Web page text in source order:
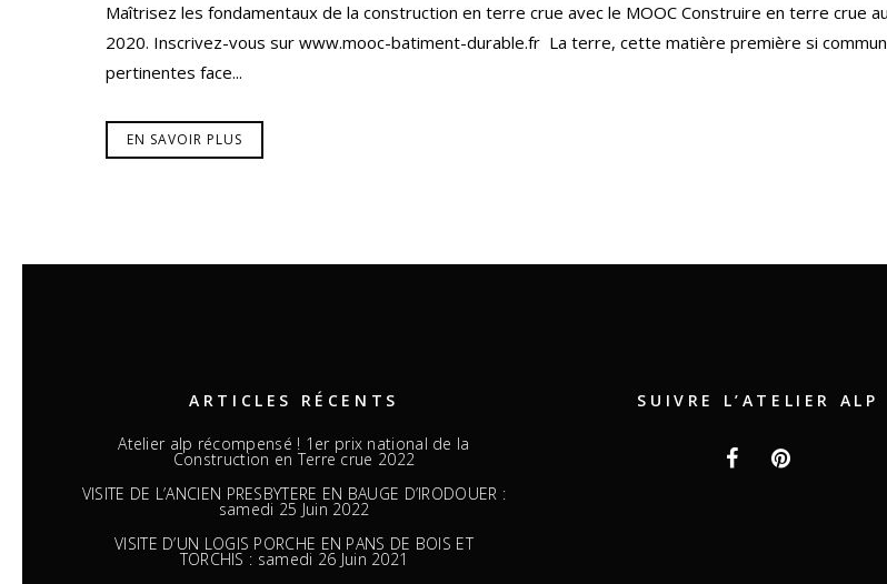
Maîtrisez les fondamentaux de la construction en terre crue avec le MOOC Construire en terre crue
2020. Inscrivez-vous sur www.mooc-batiment-durable.fr La terre, cette matière première si
pertinentes face...
EN SAVOIR PLUS
ARTICLES RÉCENTS
Atelier alp récompensé ! 1er prix national de la
Construction en Terre crue 2022
VISITE DE L’ANCIEN PRESBYTERE EN BAUGE D’IRODOUER :
samedi 25 Juin 2022
VISITE D’UN LOGIS PORCHE EN PANS DE BOIS ET
TORCHIS : samedi 26 Juin 2021
SUIVRE L’ATELIER ALP